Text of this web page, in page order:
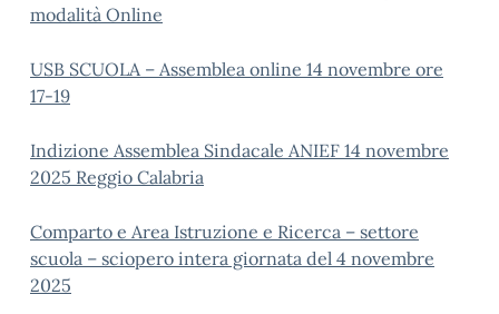
modalità Online
USB SCUOLA – Assemblea online 14 novembre ore
17-19
Indizione Assemblea Sindacale ANIEF 14 novembre
2025 Reggio Calabria
Comparto e Area Istruzione e Ricerca – settore
scuola – sciopero intera giornata del 4 novembre
2025